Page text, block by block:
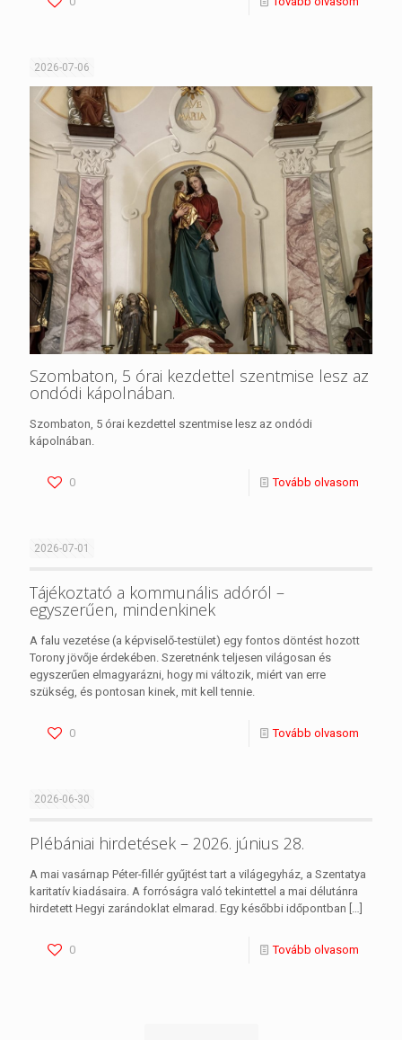
2026-07-06
Szombaton, 5 órai kezdettel szentmise lesz az
ondódi kápolnában.
Szombaton, 5 órai kezdettel szentmise lesz az ondódi
kápolnában.
0 Tovább olvasom
2026-07-01
Tájékoztató a kommunális adóról –
egyszerűen, mindenkinek
A falu vezetése (a képviselő-testület) egy fontos döntést hozott
Torony jövője érdekében. Szeretnénk teljesen világosan és
egyszerűen elmagyarázni, hogy mi változik, miért van erre
szükség, és pontosan kinek, mit kell tennie.
0 Tovább olvasom
2026-06-30
Plébániai hirdetések – 2026. június 28.
A mai vasárnap Péter-fillér gyűjtést tart a világegyház, a Szentatya
karitatív kiadásaira. A forróságra való tekintettel a mai délutánra
hirdetett Hegyi zarándoklat elmarad. Egy későbbi időpontban […]
0 Tovább olvasom